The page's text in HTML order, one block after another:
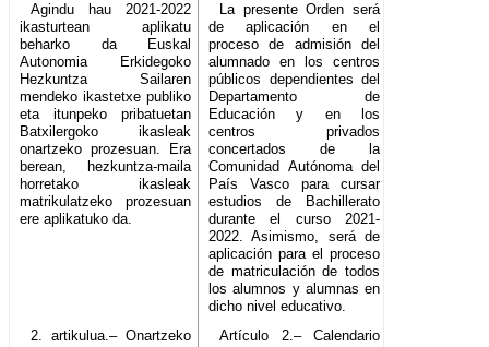
Agindu hau 2021-2022
ikasturtean aplikatu
beharko da Euskal
Autonomia Erkidegoko
Hezkuntza Sailaren
mendeko ikastetxe publiko
eta itunpeko pribatuetan
Batxilergoko ikasleak
onartzeko prozesuan. Era
berean, hezkuntza-maila
horretako ikasleak
matrikulatzeko prozesuan
ere aplikatuko da.
La presente Orden será
de aplicación en el
proceso de admisión del
alumnado en los centros
públicos dependientes del
Departamento de
Educación y en los
centros privados
concertados de la
Comunidad Autónoma del
País Vasco para cursar
estudios de Bachillerato
durante el curso 2021-
2022. Asimismo, será de
aplicación para el proceso
de matriculación de todos
los alumnos y alumnas en
dicho nivel educativo.
2. artikulua.– Onartzeko
Artículo 2.– Calendario